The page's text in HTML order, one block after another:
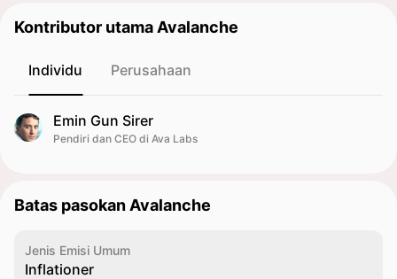
Kontributor utama Avalanche
Individu Perusahaan
Emin Gun Sirer
Pendiri dan CEO di Ava Labs
Batas pasokan Avalanche
Jenis Emisi Umum
Inflationer